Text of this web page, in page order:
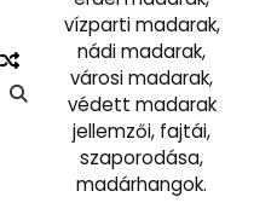
vízparti madarak,
nádi madarak,
városi madarak,
védett madarak
jellemzői, fajtái,
szaporodása,
madárhangok.